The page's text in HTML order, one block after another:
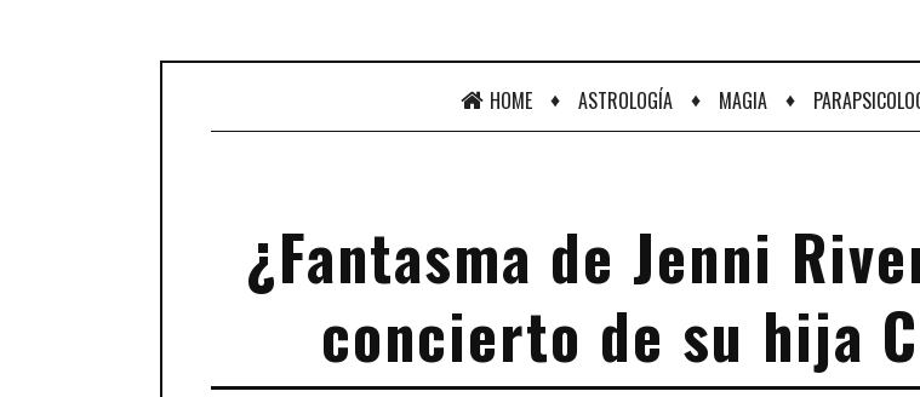
HOME ♦ ASTROLOGÍA ♦ MAGIA ♦
¿Fantasma de Jenni
concierto de su hija